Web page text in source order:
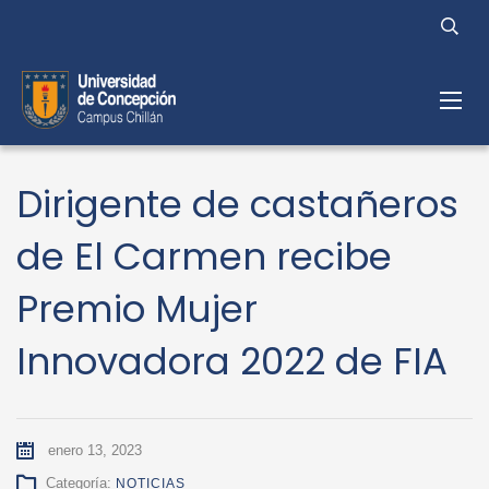
Dirigente de castañeros
de El Carmen recibe
Premio Mujer
Innovadora 2022 de FIA
enero 13, 2023
Categoría: NOTICIAS